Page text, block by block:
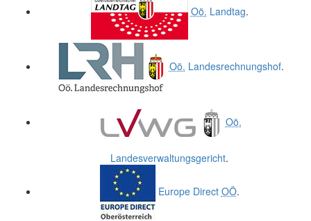
Oö. Landtag.
Oö. Landesrechnungshof.
Oö.
Landesverwaltungsgericht.
Europe Direct OÖ.